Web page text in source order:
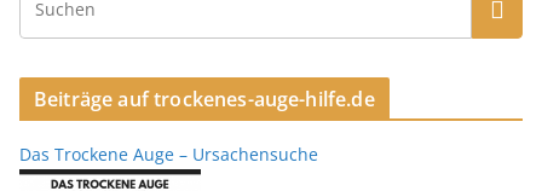
Beiträge auf trockenes-auge-hilfe.de
Das Trockene Auge – Ursachensuche